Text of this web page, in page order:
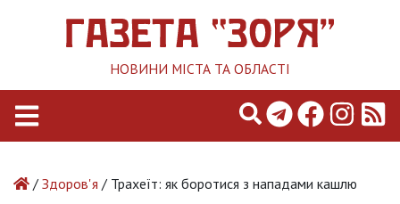
НОВИНИ МІСТА ТА ОБЛАСТІ
/ Здоров'я / Трахеїт: як боротися з нападами кашлю